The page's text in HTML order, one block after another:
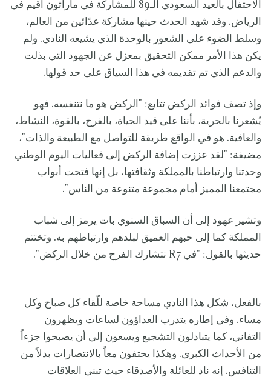
الاحتفال بالعيد السعودي الـ89 للمشاركة في ماراثون أقيم في
الرياض. وقد شهد الحدث حينها مشاركة عدّائين من العالم،
وسلط الضوء على الشعور بالوحدة الذي يشيعه النادي. ولم
يكن هذا الأمر ممكن التحقيق بمعزل عن الجهود التي بذلت
والدعم الذي تم تقديمه في هذا السياق على حد قولها.
وإذ تصف فوائد الركض تتابع: "الركض هو ما نتنفسه. فهو
يُشعرنا بالحرية، بأننا على قيد الحياة، بالفرح، بالقوة، النشاط،
والعافية. هو في الواقع طريقة للتواصل مع الطبيعة والذات"،
مضيفة: "لقد عززت إضافة الركض إلى فعاليات اليوم الوطني
وحدتنا وارتباطنا بالمملكة وثقافتها، بل إنها فتحت أبواب
مجتمعنا المميز أمام مجموعة متنوعة من الناس".
وتشير عهود إلى أن السباق السنوي بات يرمز إلى شباب
المملكة كما إلى حبهم العميق لبلدهم وارتباطهم به. وتختتم
حديثها بالقول: "في R7 نتشارك الفرح من خلال الركض".
بالفعل، شكل هذا النادي مساحة خاصة للّقاء كل صباح وكل
مساء. وفي إطاره يتدرب العداؤون لساعات ويظهرون
التفاني، كما يتبادلون التشجيع ويسعون إلى أن يصبحوا جزءاً
من الأحداث الكبرى. وهكذا يحتفون معاً بالانتصارات بدلاً من
التنافس. إنه ناد للعائلة والأصدقاء حيث تبنى العلاقات